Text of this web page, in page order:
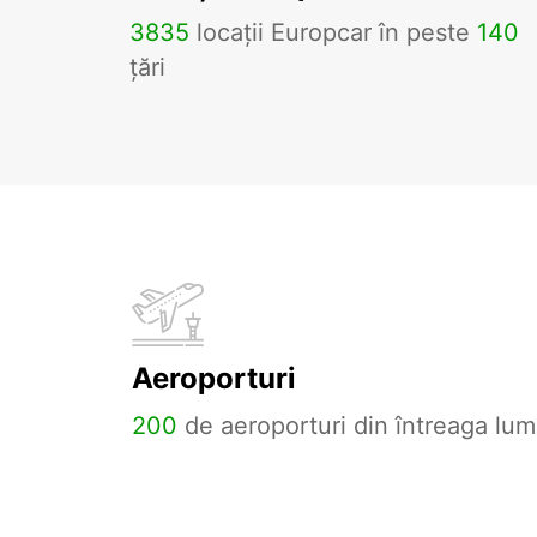
3835 locații Europcar în peste 140
țări
Aeroporturi
200 de aeroporturi din întreaga